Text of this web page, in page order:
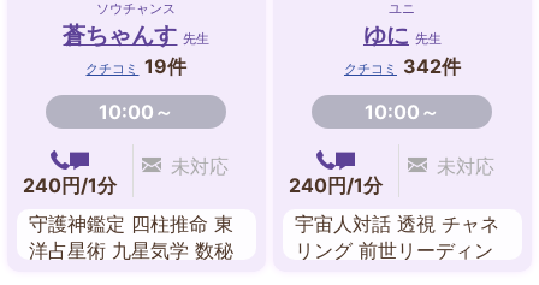
ソウチャンス
蒼ちゃんす 先生
クチコミ
19件
10:00～
240円/1分
未対応
守護神鑑定 四柱推命 東
洋占星術 九星気学 数秘
ユニ
ゆに 先生
クチコミ
342件
10:00～
240円/1分
未対応
宇宙人対話 透視 チャネ
リング 前世リーディン